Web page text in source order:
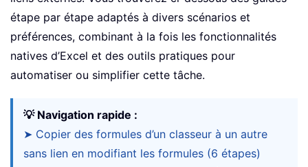
étape par étape adaptés à divers scénarios et
préférences, combinant à la fois les fonctionnalités
natives d’Excel et des outils pratiques pour
automatiser ou simplifier cette tâche.
💡 Navigation rapide :
➤ Copier des formules d’un classeur à un autre
sans lien en modifiant les formules (6 étapes)